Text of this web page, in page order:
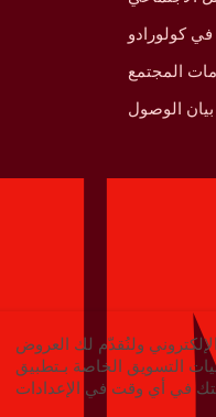
كولورادو
المجتمع
بيان الوصول
ولنُقدّم لك العروض